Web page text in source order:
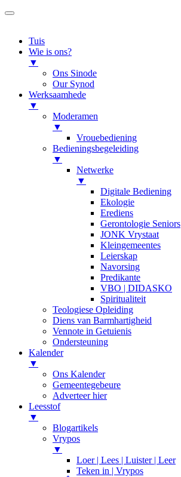
Tuis
Wie is ons?
▼
Ons Sinode
Our Synod
Werksaamhede
▼
Moderamen
▼
Vrouebediening
Bedieningsbegeleiding
▼
Netwerke
▼
Digitale Bediening
Ekologie
Erediens
Gerontologie Seniors
JONK Vrystaat
Kleingemeentes
Leierskap
Navorsing
Predikante
VBO | DIDASKO
Spiritualiteit
Teologiese Opleiding
Diens van Barmhartigheid
Vennote in Getuienis
Ondersteuning
Kalender
▼
Ons Kalender
Gemeentegebeure
Adverteer hier
Leesstof
▼
Blogartikels
Vrypos
▼
Loer | Lees | Luister | Leer
Teken in | Vrypos